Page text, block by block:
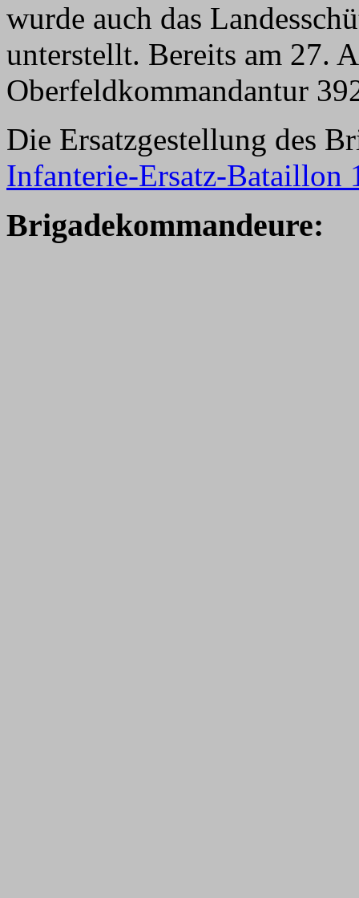
wurde auch das
unterstellt. Bereits am 27.
Oberfeldkommandantur
Die Ersatzgestellung des
Infanterie-Ersatz-Bataillon
Brigadekommandeure: